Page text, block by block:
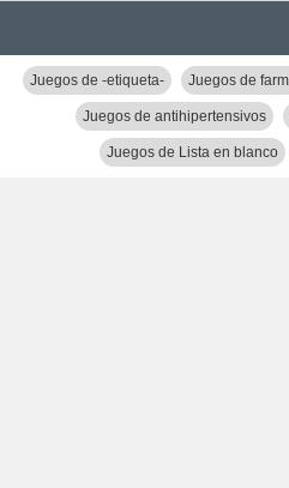
Juegos de -etiqueta- Juegos de
Juegos de antihipertensivos
Juegos de Lista en blanco